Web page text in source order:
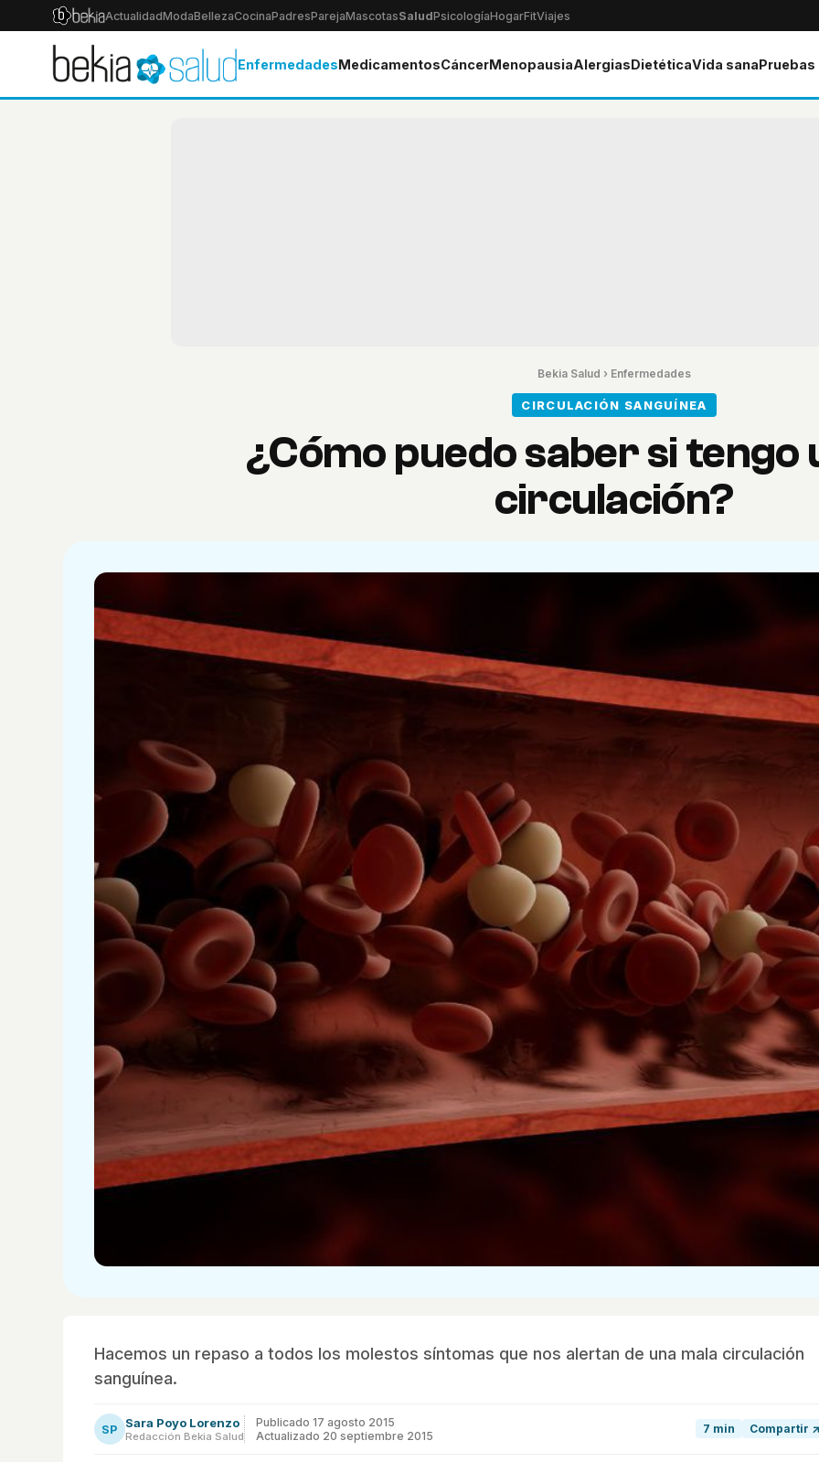
ActualidadModaBellezaCocinaPadresParejaMascotasSaludPsicologíaHogarFitViajes
EnfermedadesMedicamentosCáncerMenopausiaAlergiasDietéticaVida sana
Bekia Salud › Enfermedades
CIRCULACIÓN SANGUÍNEA
¿Cómo puedo saber si tengo
circulación?
Hacemos un repaso a todos los molestos síntomas que nos alertan de una mala circulación
sanguínea.
SP Sara Poyo Lorenzo
Redacción Bekia Salud
Publicado 17 agosto 2015
Actualizado 20 septiembre 2015
7 min Compartir ↗